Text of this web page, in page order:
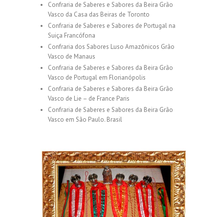
Confraria de Saberes e Sabores da Beira Grão
Vasco da Casa das Beiras de Toronto
Confraria de Saberes e Sabores de Portugal na
Suiça Francófona
Confraria dos Sabores Luso Amazônicos Grão
Vasco de Manaus
Confraria de Saberes e Sabores da Beira Grão
Vasco de Portugal em Florianópolis
Confraria de Saberes e Sabores da Beira Grão
Vasco de Lie – de France Paris
Confraria de Saberes e Sabores da Beira Grão
Vasco em São Paulo. Brasil